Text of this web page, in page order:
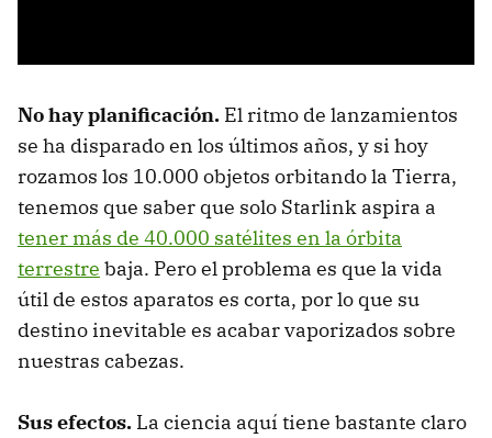
No hay planificación. El ritmo de lanzamientos
se ha disparado en los últimos años, y si hoy
rozamos los 10.000 objetos orbitando la Tierra,
tenemos que saber que solo Starlink aspira a
tener más de 40.000 satélites en la órbita
terrestre baja. Pero el problema es que la vida
útil de estos aparatos es corta, por lo que su
destino inevitable es acabar vaporizados sobre
nuestras cabezas.
Sus efectos. La ciencia aquí tiene bastante claro